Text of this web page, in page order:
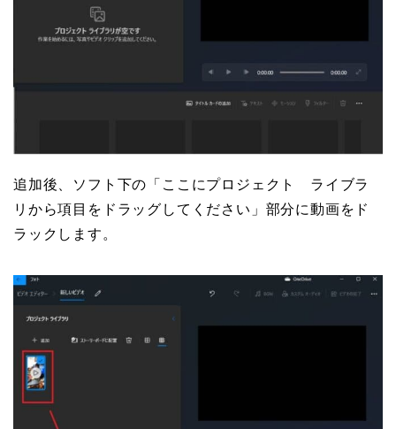
追加後、ソフト下の「ここにプロジェクト ライブラ
リから項目をドラッグしてください」部分に動画をド
ラックします。